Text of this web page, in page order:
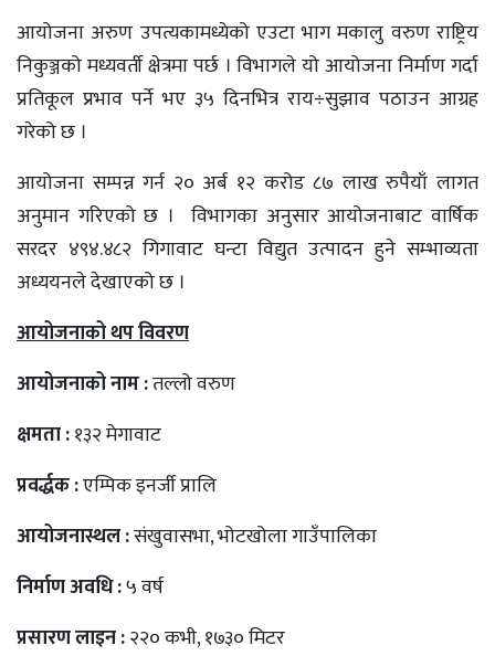
आयोजना अरुण उपत्यकामध्येको एउटा भाग मकालु वरुण राष्ट्रिय
निकुञ्जको मध्यवर्ती क्षेत्रमा पर्छ । विभागले यो आयोजना निर्माण गर्दा
प्रतिकूल प्रभाव पर्ने भए ३५ दिनभित्र राय÷सुझाव पठाउन आग्रह
गरेको छ ।
आयोजना सम्पन्न गर्न २० अर्ब १२ करोड ८७ लाख रुपैयाँ लागत
अनुमान गरिएको छ । विभागका अनुसार आयोजनाबाट वार्षिक
सरदर ४९४.४८२ गिगावाट घन्टा विद्युत उत्पादन हुने सम्भाव्यता
अध्ययनले देखाएको छ ।
आयोजनाको थप विवरण
आयोजनाको नाम :तल्लो वरुण
क्षमता :१३२ मेगावाट
प्रवर्द्धक :एम्पिक इनर्जी प्रालि
आयोजनास्थल :संखुवासभा, भोटखोला गाउँपालिका
निर्माण अवधि :५ वर्ष
प्रसारण लाइन :२२० कभी, १७३० मिटर